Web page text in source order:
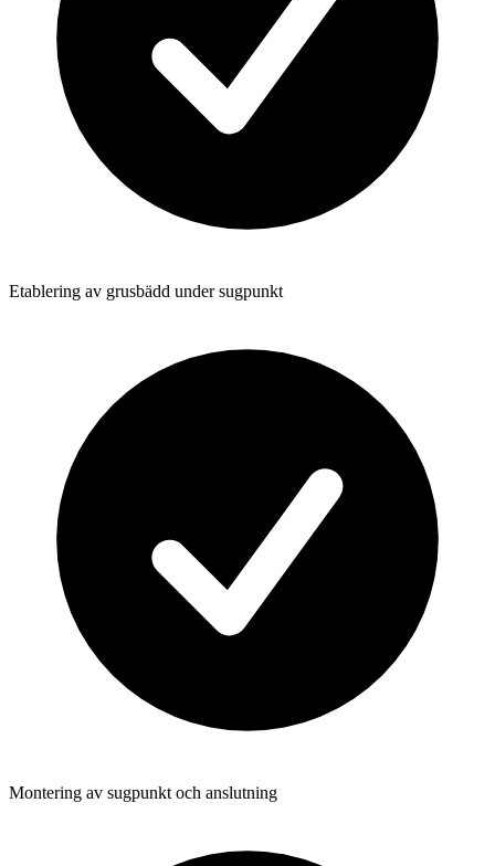
Etablering av grusbädd under sugpunkt
Montering av sugpunkt och anslutning